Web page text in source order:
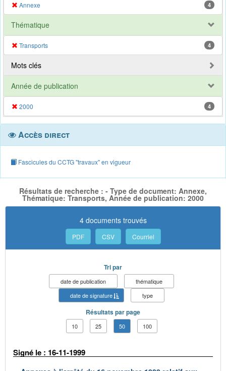
Annexe 4
Thématique
Transports 4
Mots clés
Année de publication
2000 4
Accès direct
Fascicules du CCTG "travaux" en vigueur
Résultats de recherche : - Type de document: Annexe,
Thématique: Transports, Année de publication: 2000
4 documents trouvés
PDF CSV Courriel
Tri par
date de publication
thématique
date de signature
type
Résultats par page
10 25 50 100
Signé le : 16-11-1999